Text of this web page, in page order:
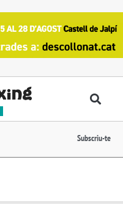
Subscriu-te